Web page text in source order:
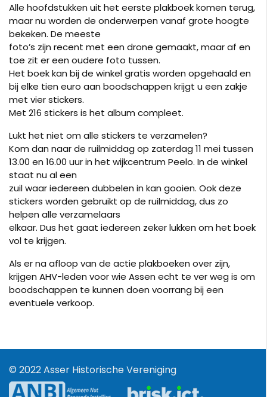
Alle hoofdstukken uit het eerste plakboek komen terug,
maar nu worden de onderwerpen vanaf grote hoogte
bekeken. De meeste
foto’s zijn recent met een drone gemaakt, maar af en
toe zit er een oudere foto tussen.
Het boek kan bij de winkel gratis worden opgehaald en
bij elke tien euro aan boodschappen krijgt u een zakje
met vier stickers.
Met 216 stickers is het album compleet.
Lukt het niet om alle stickers te verzamelen?
Kom dan naar de ruilmiddag op zaterdag 11 mei tussen
13.00 en 16.00 uur in het wijkcentrum Peelo. In de winkel
staat nu al een
zuil waar iedereen dubbelen in kan gooien. Ook deze
stickers worden gebruikt op de ruilmiddag, dus zo
helpen alle verzamelaars
elkaar. Dus het gaat iedereen zeker lukken om het boek
vol te krijgen.
Als er na afloop van de actie plakboeken over zijn,
krijgen AHV-leden voor wie Assen echt te ver weg is om
boodschappen te kunnen doen voorrang bij een
eventuele verkoop.
© 2022 Asser Historische Vereniging